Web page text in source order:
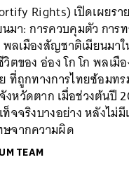
Rights) เปิดเผยรา
มา: การควบคุมตัว การ
พลเมืองสัญชาติเมียนมา
วิตของ อ่อง โก โก พลเ
ที่ถูกทางการไทยซ้อมท
หวัดตาก เมื่อช่วงต้นปี
จจริงบางอย่าง หลังไม่
จากความผิด
TEAM